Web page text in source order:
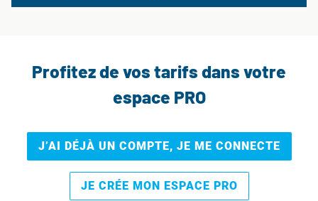
Profitez de vos tarifs dans votre
espace PRO
J’AI DÉJÀ UN COMPTE, JE ME CONNECTE
JE CRÉE MON ESPACE PRO